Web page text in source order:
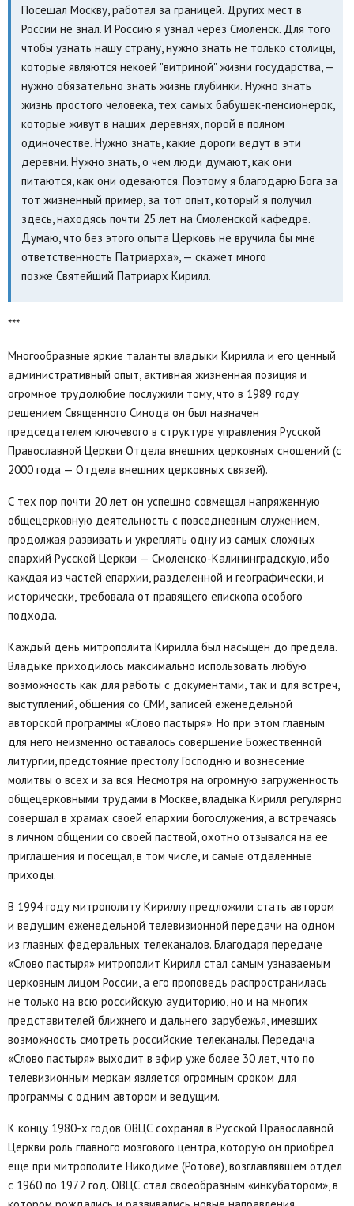
Посещал Москву, работал за границей. Других мест в
России не знал. И Россию я узнал через Смоленск. Для того
чтобы узнать нашу страну, нужно знать не только столицы,
которые являются некоей "витриной" жизни государства, —
нужно обязательно знать жизнь глубинки. Нужно знать
жизнь простого человека, тех самых бабушек-пенсионерок,
которые живут в наших деревнях, порой в полном
одиночестве. Нужно знать, какие дороги ведут в эти
деревни. Нужно знать, о чем люди думают, как они
питаются, как они одеваются. Поэтому я благодарю Бога за
тот жизненный пример, за тот опыт, который я получил
здесь, находясь почти 25 лет на Смоленской кафедре.
Думаю, что без этого опыта Церковь не вручила бы мне
ответственность Патриарха», — скажет много
позже Святейший Патриарх Кирилл.
***
Многообразные яркие таланты владыки Кирилла и его ценный
административный опыт, активная жизненная позиция и
огромное трудолюбие послужили тому, что в 1989 году
решением Священного Синода он был назначен
председателем ключевого в структуре управления Русской
Православной Церкви Отдела внешних церковных сношений (с
2000 года — Отдела внешних церковных связей).
С тех пор почти 20 лет он успешно совмещал напряженную
общецерковную деятельность с повседневным служением,
продолжая развивать и укреплять одну из самых сложных
епархий Русской Церкви — Смоленско-Калининградскую, ибо
каждая из частей епархии, разделенной и географически, и
исторически, требовала от правящего епископа особого
подхода.
Каждый день митрополита Кирилла был насыщен до предела.
Владыке приходилось максимально использовать любую
возможность как для работы с документами, так и для встреч,
выступлений, общения со СМИ, записей еженедельной
авторской программы «Слово пастыря». Но при этом главным
для него неизменно оставалось совершение Божественной
литургии, предстояние престолу Господню и вознесение
молитвы о всех и за вся. Несмотря на огромную загруженность
общецерковными трудами в Москве, владыка Кирилл регулярно
совершал в храмах своей епархии богослужения, а встречаясь
в личном общении со своей паствой, охотно отзывался на ее
приглашения и посещал, в том числе, и самые отдаленные
приходы.
В 1994 году митрополиту Кириллу предложили стать автором
и ведущим еженедельной телевизионной передачи на одном
из главных федеральных телеканалов. Благодаря передаче
«Слово пастыря» митрополит Кирилл стал самым узнаваемым
церковным лицом России, а его проповедь распространилась
не только на всю российскую аудиторию, но и на многих
представителей ближнего и дальнего зарубежья, имевших
возможность смотреть российские телеканалы. Передача
«Слово пастыря» выходит в эфир уже более 30 лет, что по
телевизионным меркам является огромным сроком для
программы с одним автором и ведущим.
К концу 1980-х годов ОВЦС сохранял в Русской Православной
Церкви роль главного мозгового центра, которую он приобрел
еще при митрополите Никодиме (Ротове), возглавлявшем отдел
с 1960 по 1972 год. ОВЦС стал своеобразным «инкубатором», в